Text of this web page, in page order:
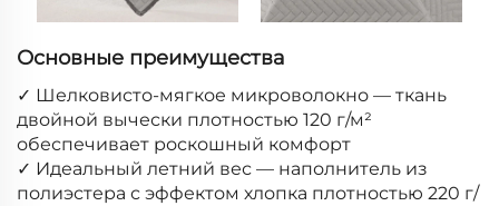
Основные преимущества
✓ Шелковисто-мягкое микроволокно — ткань
двойной вычески плотностью 120 г/м²
обеспечивает роскошный комфорт
✓ Идеальный летний вес — наполнитель из
полиэстера с эффектом хлопка плотностью 220 г/